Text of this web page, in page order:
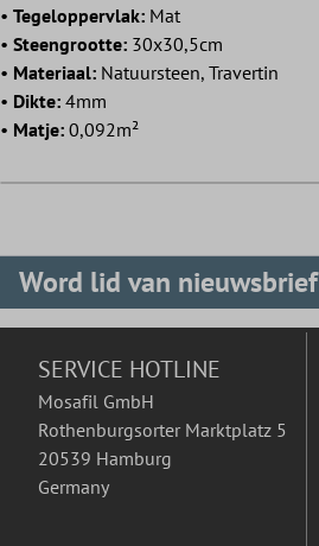
• Tegeloppervlak: Mat
• Steengrootte: 30x30,5cm
• Materiaal: Natuursteen, Travertin
• Dikte: 4mm
• Matje: 0,092m²
Word lid van nieuwsbrief
SERVICE HOTLINE
Mosafil GmbH
Rothenburgsorter Marktplatz 5
20539 Hamburg
Germany